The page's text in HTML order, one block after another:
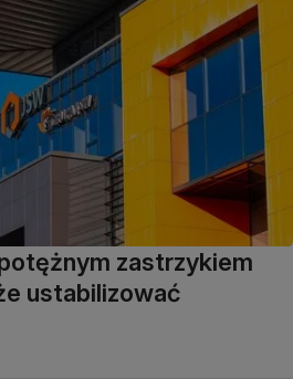
zastrzykiem
ustabilizować